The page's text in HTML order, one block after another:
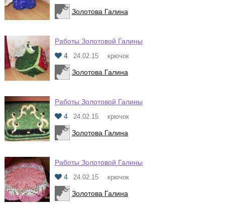
Золотова Галина
Работы Золотовой Галины
4
24.02.15 крючок
Золотова Галина
Работы Золотовой Галины
4
24.02.15 крючок
Золотова Галина
Работы Золотовой Галины
4
24.02.15 крючок
Золотова Галина